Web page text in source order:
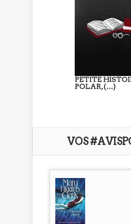
PETITE
POLAR, (…)
VOS